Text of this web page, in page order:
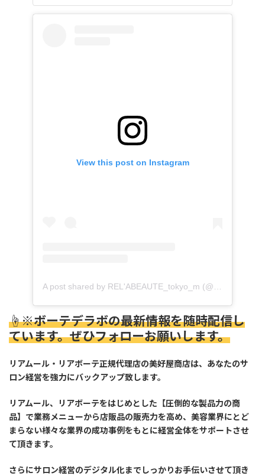
View this post on Instagram
A post shared by REL'ABEAUTE_tokyo_m (@relabeaute_tokyo_m)
☝※ボーテデラボの最新情報を随時配信し
ています。ぜひフォローお願いします。
リアムール・リアボーテ正規代理店の美好屋商店は、あなたのサ
ロン経営を強力にバックアップ致します。
リアムール、リアボーテをはじめとした【圧倒的な製品力の商
品】で業務メニューから店販品の販売力を高め、美容業界にとど
まらない様々な業界の成功事例をもとに経営全体をサポートさせ
て頂きます。
さらにサロン経営のデジタル化までしっかりお手伝いさせて頂き